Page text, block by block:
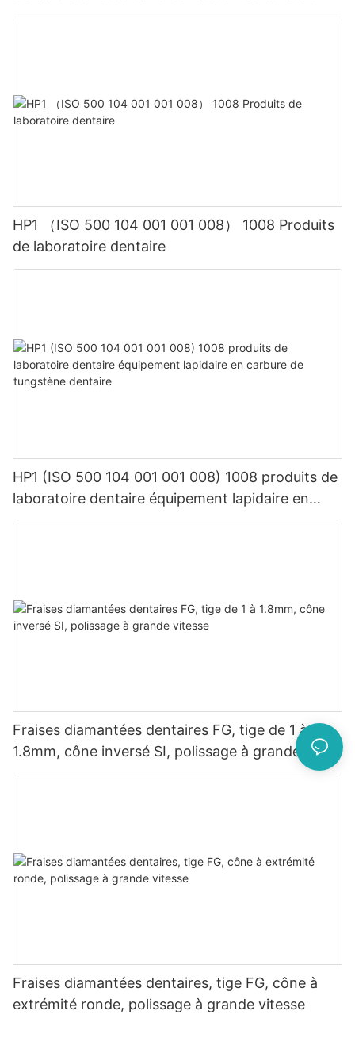
tungstène
HP1 （ISO 500 104 001 001 008） 1008 Produits
de laboratoire dentaire
HP1 (ISO 500 104 001 001 008) 1008 produits de
laboratoire dentaire équipement lapidaire en
carbure de tungstène dentaire
Fraises diamantées dentaires FG, tige de 1 à
1.8mm, cône inversé SI, polissage à grande
vitesse
Fraises diamantées dentaires, tige FG, cône à
extrémité ronde, polissage à grande vitesse